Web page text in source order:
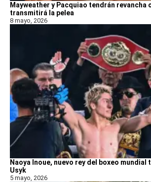
Mayweather y Pacquiao tendrán
transmitirá la pelea
8 mayo, 2026
Naoya Inoue, nuevo rey del boxeo
Usyk
5 mayo, 2026